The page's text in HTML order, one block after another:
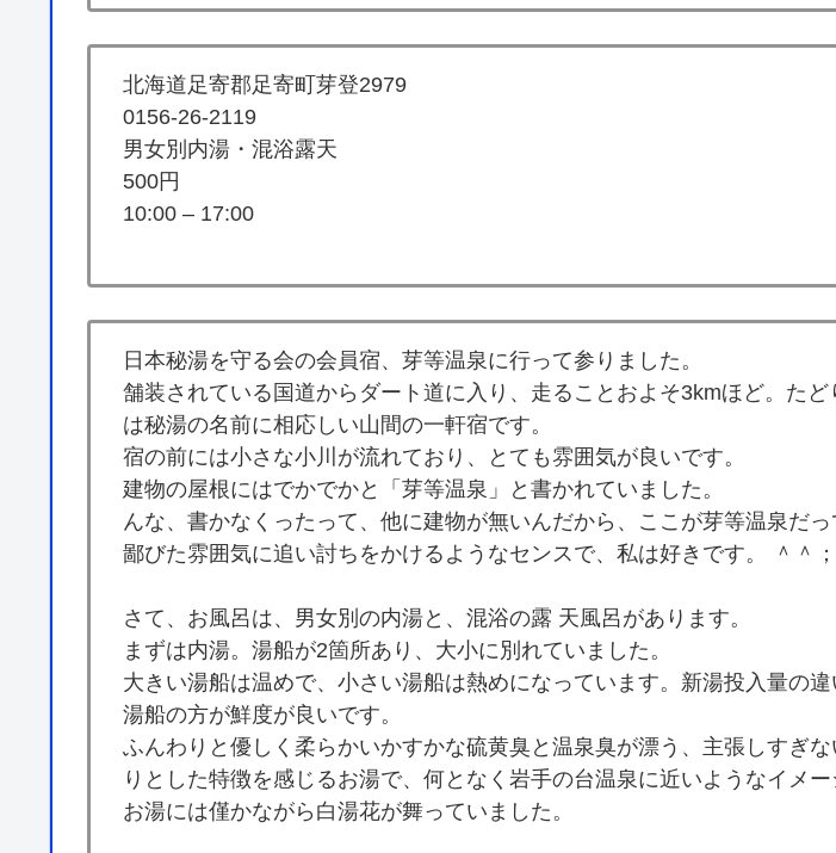
北海道足寄郡足寄町芽登2979
0156-26-2119
男女別内湯・混浴露天
500円
10:00 – 17:00
日本秘湯を守る会の会員宿、芽等温泉に行って参りました。
舗装されている国道からダート道に入り、走ることおよそ3kmほど。たど
は秘湯の名前に相応しい山間の一軒宿です。
宿の前には小さな小川が流れており、とても雰囲気が良いです。
建物の屋根にはでかでかと「芽等温泉」と書かれていました。
んな、書かなくったって、他に建物が無いんだから、ここが芽等温泉だっ
鄙びた雰囲気に追い討ちをかけるようなセンスで、私は好きです。 ＾＾；
さて、お風呂は、男女別の内湯と、混浴の露 天風呂があります。
まずは内湯。湯船が2箇所あり、大小に別れていました。
大きい湯船は温めで、小さい湯船は熱めになっています。新湯投入量の
湯船の方が鮮度が良いです。
ふんわりと優しく柔らかいかすかな硫黄臭と温泉臭が漂う、主張しすぎ
りとした特徴を感じるお湯で、何となく岩手の台温泉に近いようなイメー
お湯には僅かながら白湯花が舞っていました。